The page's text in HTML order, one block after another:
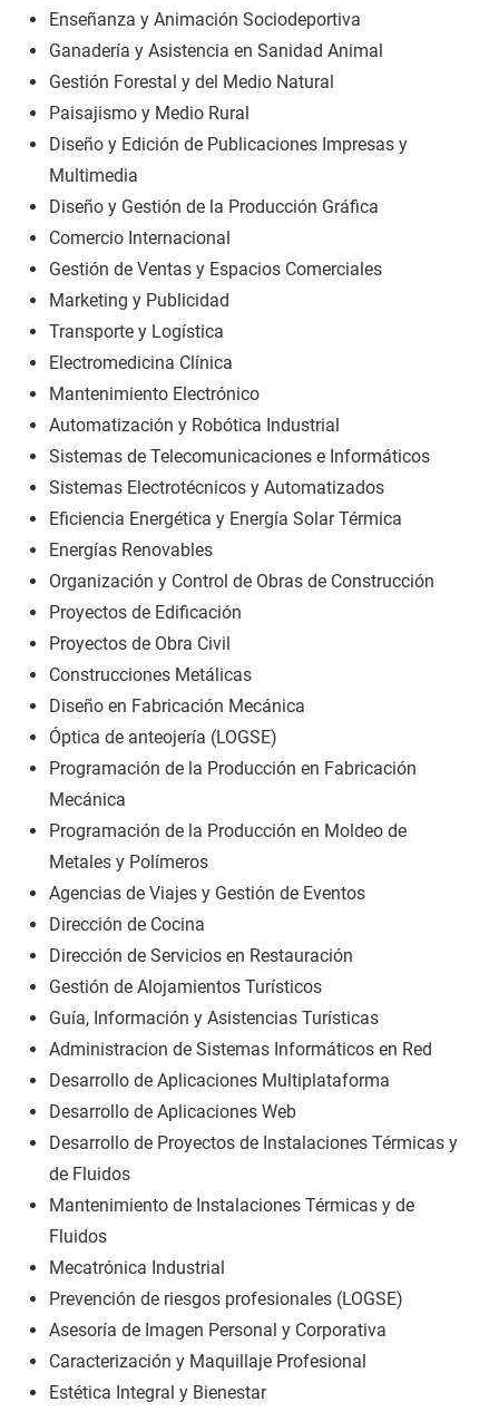
Enseñanza y Animación Sociodeportiva
Ganadería y Asistencia en Sanidad Animal
Gestión Forestal y del Medio Natural
Paisajismo y Medio Rural
Diseño y Edición de Publicaciones Impresas y
Multimedia
Diseño y Gestión de la Producción Gráfica
Comercio Internacional
Gestión de Ventas y Espacios Comerciales
Marketing y Publicidad
Transporte y Logística
Electromedicina Clínica
Mantenimiento Electrónico
Automatización y Robótica Industrial
Sistemas de Telecomunicaciones e Informáticos
Sistemas Electrotécnicos y Automatizados
Eficiencia Energética y Energía Solar Térmica
Energías Renovables
Organización y Control de Obras de Construcción
Proyectos de Edificación
Proyectos de Obra Civil
Construcciones Metálicas
Diseño en Fabricación Mecánica
Óptica de anteojería (LOGSE)
Programación de la Producción en Fabricación
Mecánica
Programación de la Producción en Moldeo de
Metales y Polímeros
Agencias de Viajes y Gestión de Eventos
Dirección de Cocina
Dirección de Servicios en Restauración
Gestión de Alojamientos Turísticos
Guía, Información y Asistencias Turísticas
Administracion de Sistemas Informáticos en Red
Desarrollo de Aplicaciones Multiplataforma
Desarrollo de Aplicaciones Web
Desarrollo de Proyectos de Instalaciones Térmicas y
de Fluidos
Mantenimiento de Instalaciones Térmicas y de
Fluidos
Mecatrónica Industrial
Prevención de riesgos profesionales (LOGSE)
Asesoría de Imagen Personal y Corporativa
Caracterización y Maquillaje Profesional
Estética Integral y Bienestar